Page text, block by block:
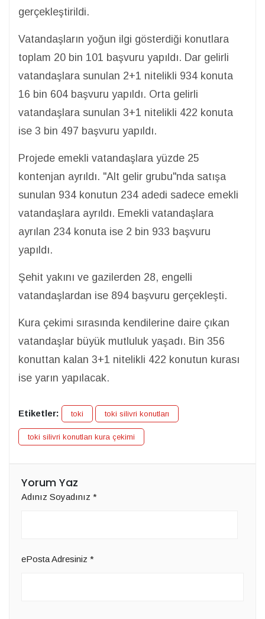
gerçekleştirildi.
Vatandaşların yoğun ilgi gösterdiği konutlara
toplam 20 bin 101 başvuru yapıldı. Dar gelirli
vatandaşlara sunulan 2+1 nitelikli 934 konuta
16 bin 604 başvuru yapıldı. Orta gelirli
vatandaşlara sunulan 3+1 nitelikli 422 konuta
ise 3 bin 497 başvuru yapıldı.
Projede emekli vatandaşlara yüzde 25
kontenjan ayrıldı. "Alt gelir grubu"nda satışa
sunulan 934 konutun 234 adedi sadece emekli
vatandaşlara ayrıldı. Emekli vatandaşlara
ayrılan 234 konuta ise 2 bin 933 başvuru
yapıldı.
Şehit yakını ve gazilerden 28, engelli
vatandaşlardan ise 894 başvuru gerçekleşti.
Kura çekimi sırasında kendilerine daire çıkan
vatandaşlar büyük mutluluk yaşadı. Bin 356
konuttan kalan 3+1 nitelikli 422 konutun kurası
ise yarın yapılacak.
Etiketler: toki toki silivri konutları
toki silivri konutları kura çekimi
Yorum Yaz
Adınız Soyadınız *
ePosta Adresiniz *